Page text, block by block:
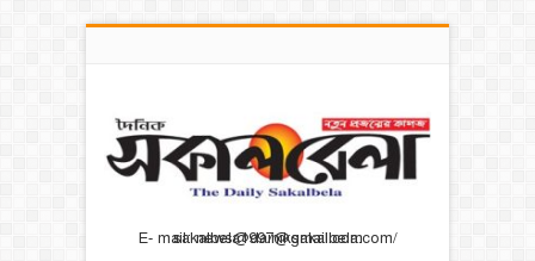
E- mail: news@dainiksakalbela.com/ sakalbela1997@gmail.com